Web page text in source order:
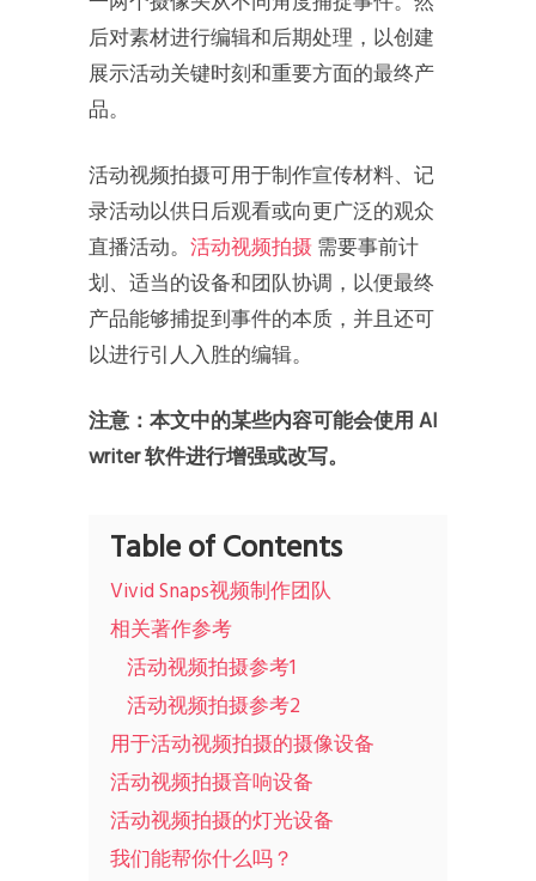
后对素材进行编辑和后期处理，以创建
展示活动关键时刻和重要方面的最终产
品。
活动视频拍摄可用于制作宣传材料、记
录活动以供日后观看或向更广泛的观众
直播活动。 活动视频拍摄需要事前计
划、适当的设备和团队协调，以便最终
产品能够捕捉到事件的本质，并且还可
以进行引人入胜的编辑。
注意：本文中的某些内容可能会使用 AI
writer 软件进行增强或改写。
Table of Contents
Vivid Snaps视频制作团队
相关著作参考
活动视频拍摄参考1
活动视频拍摄参考2
用于活动视频拍摄的摄像设备
活动视频拍摄音响设备
活动视频拍摄的灯光设备
我们能帮你什么吗？